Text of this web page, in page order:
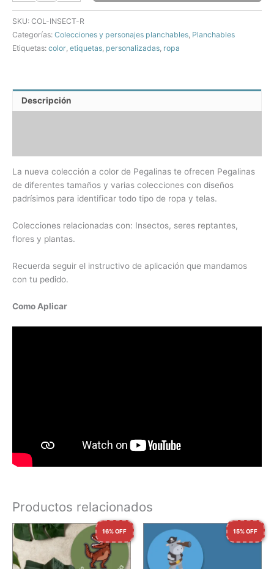
Plantas
para
Ropa
cantidad
SKU: COL-INSECT-R
Categorías: Colecciones y personajes planchables, Planchables
Etiquetas: color, etiquetas, personalizadas, ropa
Descripción
La nueva colección a color de Pegalinas te ofrecen Pegalinas
de diferentes tamaños y varias colecciones con diseños
padrísimos para identificar todo tipo de ropa y telas.
Colecciones relacionadas con: Insectos, seres reptantes,
flores y plantas.
Recuerda seguir el instructivo de aplicación que mandamos
con tu pedido.
Como Aplicar
Productos relacionados
16% OFF 15% OFF